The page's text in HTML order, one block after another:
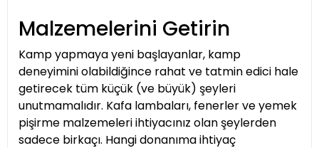
Malzemelerini Getirin
Kamp yapmaya yeni başlayanlar, kamp
deneyimini olabildiğince rahat ve tatmin edici hale
getirecek tüm küçük (ve büyük) şeyleri
unutmamalıdır. Kafa lambaları, fenerler ve yemek
pişirme malzemeleri ihtiyacınız olan şeylerden
sadece birkaçı. Hangi donanıma ihtiyaç